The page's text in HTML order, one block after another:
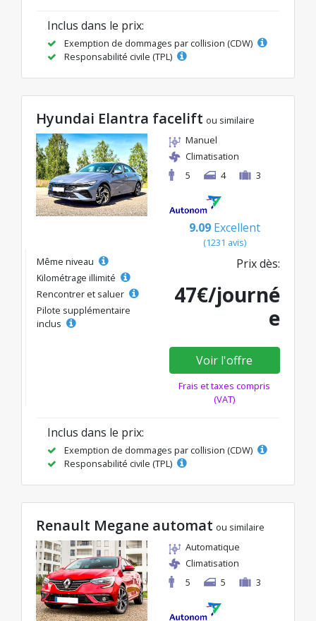
Inclus dans le prix:
Exemption de dommages par collision (CDW)
Responsabilité civile (TPL)
Hyundai Elantra facelift ou similaire
Manuel
Climatisation
5
4 3
9.09 Excellent
(1231 avis)
Même niveau
Kilométrage illimité
Rencontrer et saluer
Pilote supplémentaire
inclus
Prix dès:
47€/journé
e
Voir l'offre
Frais et taxes compris
(VAT)
Inclus dans le prix:
Exemption de dommages par collision (CDW)
Responsabilité civile (TPL)
Renault Megane automat ou similaire
Automatique
Climatisation
5
5 3